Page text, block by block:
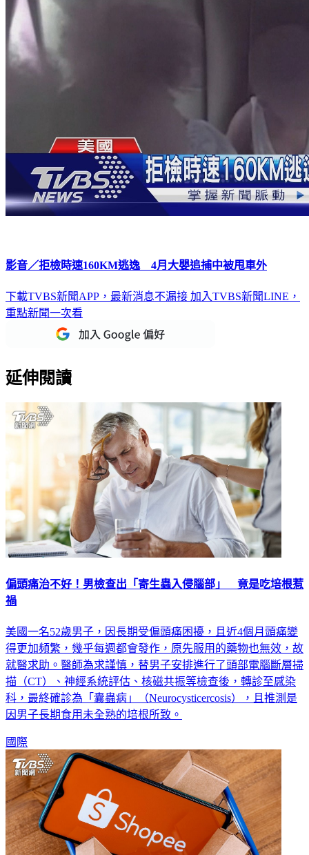
影音／拒檢時速160KM逃逸 4月大嬰追捕中被甩車外
下載TVBS新聞APP，最新消息不漏接 加入TVBS新聞LINE，
重點新聞一次看
延伸閱讀
偏頭痛治不好！男檢查出「寄生蟲入侵腦部」 竟是吃培根惹
禍
美國一名52歲男子，因長期受偏頭痛困擾，且近4個月頭痛變
得更加頻繁，幾乎每週都會發作，原先服用的藥物也無效，故
就醫求助。醫師為求謹慎，替男子安排進行了頭部電腦斷層掃
描（CT）、神經系統評估、核磁共振等檢查後，轉診至感染
科，最終確診為「囊蟲病」（Neurocysticercosis），且推測是
因男子長期食用未全熟的培根所致。
國際